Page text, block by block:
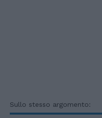
Sullo stesso argomento: